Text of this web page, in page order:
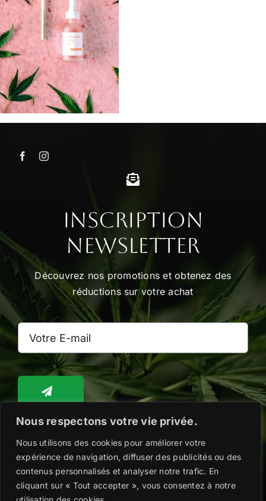
Nous respectons votre vie privée.
Nous utilisons des cookies pour améliorer votre
expérience de navigation, diffuser des publicités ou des
contenus personnalisés et analyser notre trafic. En
cliquant sur « Tout accepter », vous consentez à notre
Inscription
Newsletter
Découvrez nos promotions et obtenez des
réductions sur votre achat
Toggle
Navigation
WooCommerce Cart
Copyright @2026 |
Mentions légales